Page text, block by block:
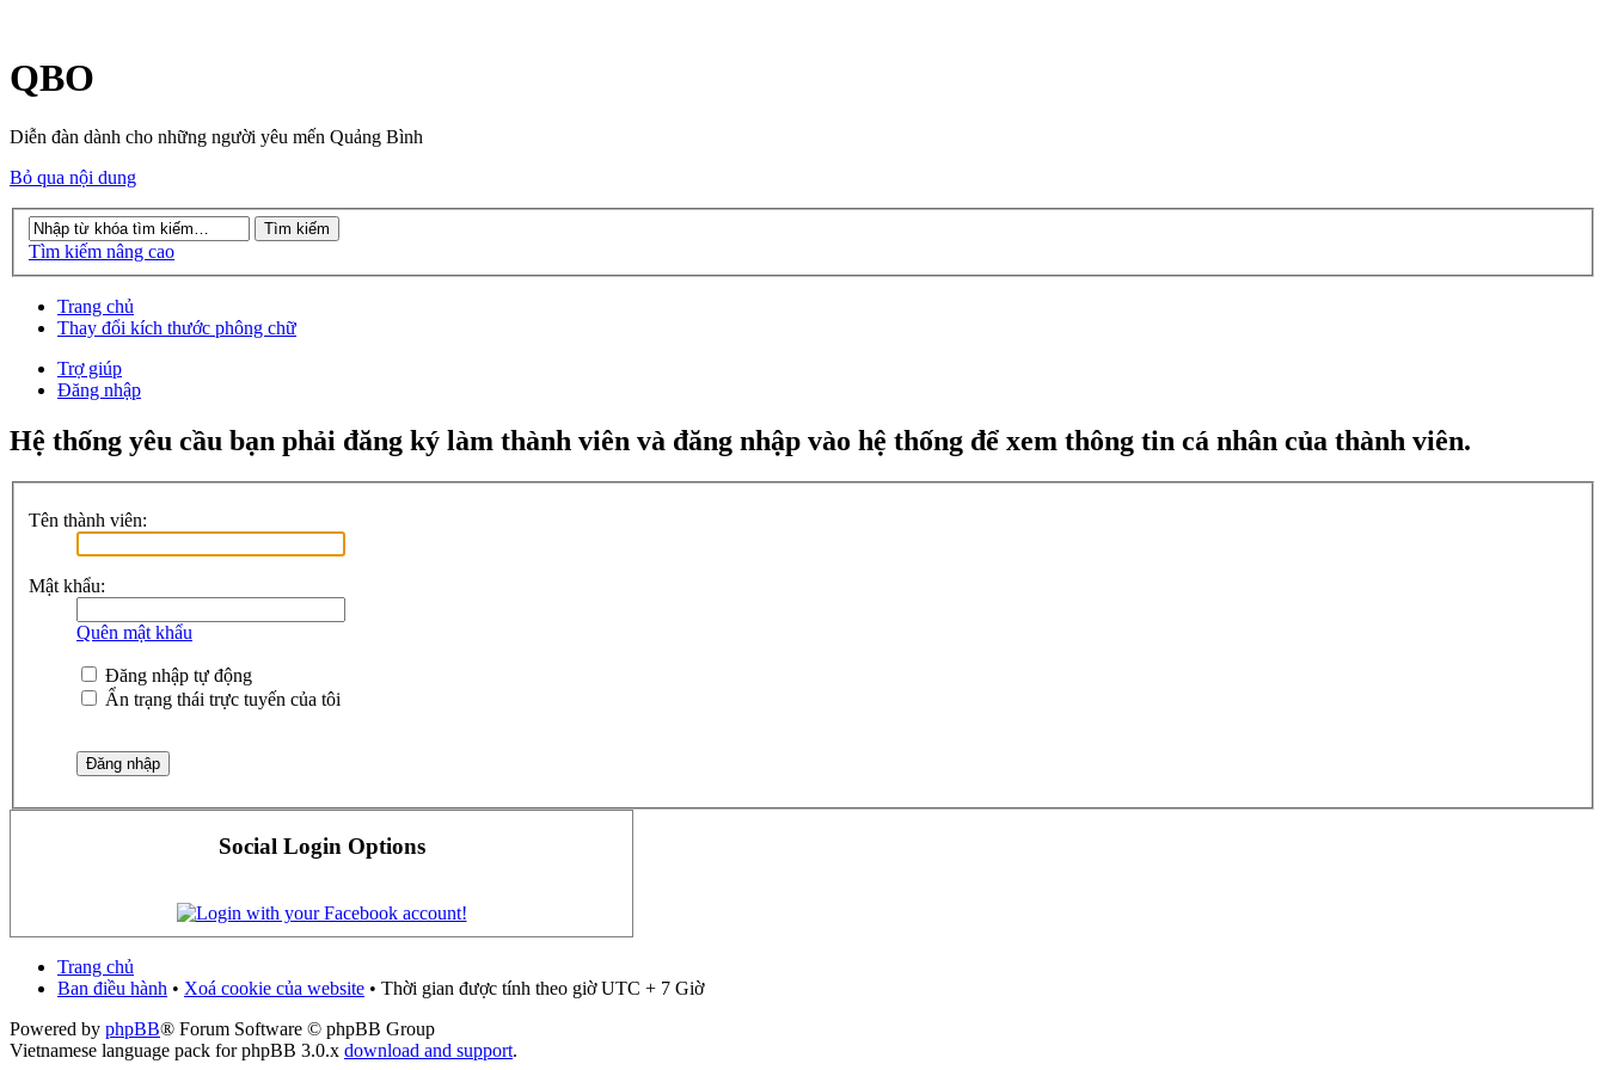
QBO
Diễn đàn dành cho những người yêu mến Quảng Bình
Bỏ qua nội dung
Tìm kiếm nâng cao
Trang chủ
Thay đổi kích thước phông chữ
Trợ giúp
Đăng nhập
Hệ thống yêu cầu bạn phải đăng ký làm thành viên và đăng nhập vào hệ thống để xem thông tin cá nhân của thành viên.
Tên thành viên:
Mật khẩu:
Quên mật khẩu
Đăng nhập tự động
Ẩn trạng thái trực tuyến của tôi
Social Login Options
Trang chủ
Ban điều hành • Xoá cookie của website • Thời gian được tính theo giờ UTC + 7 Giờ
Powered by phpBB® Forum Software © phpBB Group
Vietnamese language pack for phpBB 3.0.x download and support.